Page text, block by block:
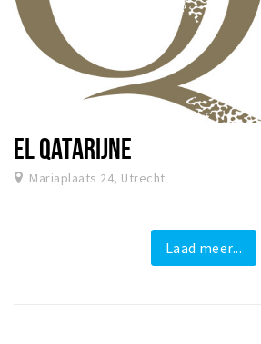
EL QATARIJNE
Mariaplaats 24, Utrecht
Laad meer...